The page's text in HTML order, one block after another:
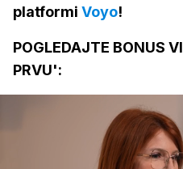
platformi Voyo!
POGLEDAJTE BONUS
PRVU':